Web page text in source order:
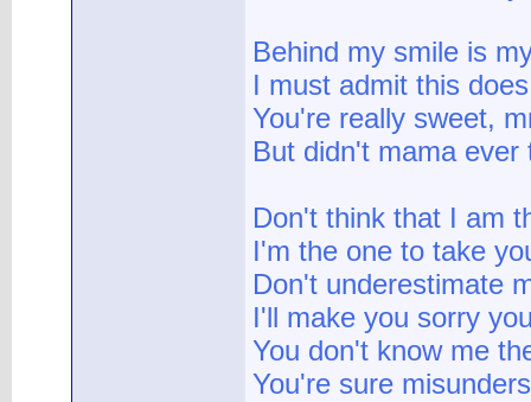
Behind my smile is
I must admit this
You're really sweet,
But didn't mama
Don't think that I am
I'm the one to take
Don't underestimate
I'll make you sorry
You don't know me
You're sure